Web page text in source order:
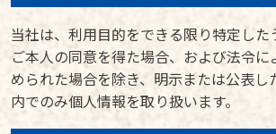
当社は、利用目的をできる限り特定した
ご本人の同意を得た場合、および法令に
められた場合を除き、明示または公表し
内でのみ個人情報を取り扱います。